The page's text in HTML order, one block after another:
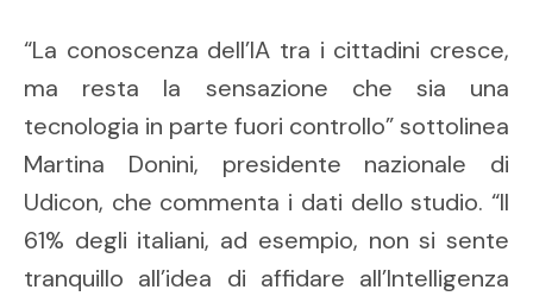
“La conoscenza dell’IA tra i cittadini cresce,
ma resta la sensazione che sia una
tecnologia in parte fuori controllo” sottolinea
Martina Donini, presidente nazionale di
Udicon, che commenta i dati dello studio. “Il
61% degli italiani, ad esempio, non si sente
tranquillo all’idea di affidare all’Intelligenza